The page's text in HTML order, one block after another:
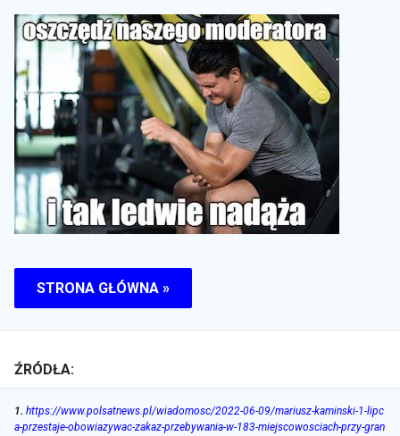
STRONA GŁÓWNA »
ŹRÓDŁA:
1. https://www.polsatnews.pl/wiadomosc/2022-06-09/mariusz-kaminski-1-lipc
a-przestaje-obowiazywac-zakaz-przebywania-w-183-miejscowosciach-przy-gran